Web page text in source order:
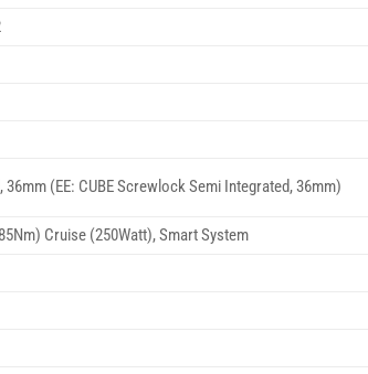
(EE: CUBE Screwlock Semi Integrated, 36mm)
Cruise (250Watt), Smart System